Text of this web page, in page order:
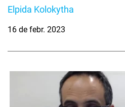
Elpida Kolokytha
16 de febr. 2023